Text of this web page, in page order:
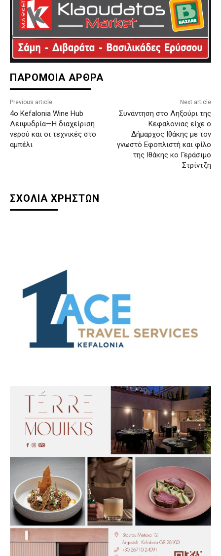
ΠΑΡΟΜΟΙΑ ΑΡΘΡΑ
Previous article
4ο Kefalonia Wine Hub
Λειψυδρία—Η διαχείριση
νερού και οι τεχνικές στο
αμπέλι
Next article
Συνάντηση στο Ληξούρι της
Κεφαλονιας είχε ο
Δήμαρχος Ιθάκης με τον
γνωστό Εφοπλιστή και φίλο
της Ιθάκης κο Γεράσιμο
Στρίντζη
ΣΧΟΛΙΑ ΧΡΗΣΤΩΝ